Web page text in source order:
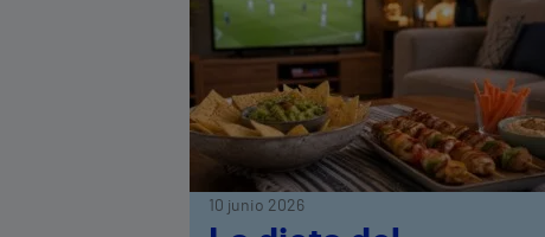
10 junio 2026